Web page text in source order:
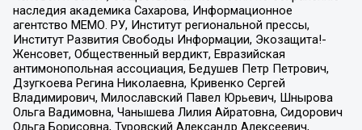
наследия академика Сахарова, Информационное
агентство МЕМО. РУ, Институт региональной прессы,
Институт Развития Свободы Информации, Экозащита!-
Женсовет, Общественный вердикт, Евразийская
антимонопольная ассоциация, Бедушев Петр Петрович,
Дзугкоева Регина Николаевна, Кривенко Сергей
Владимирович, Милославский Павел Юрьевич, Шнырова
Ольга Вадимовна, Чанышева Лилия Айратовна, Сидорович
Ольга Борисовна, Туровский Александр Алексеевич,